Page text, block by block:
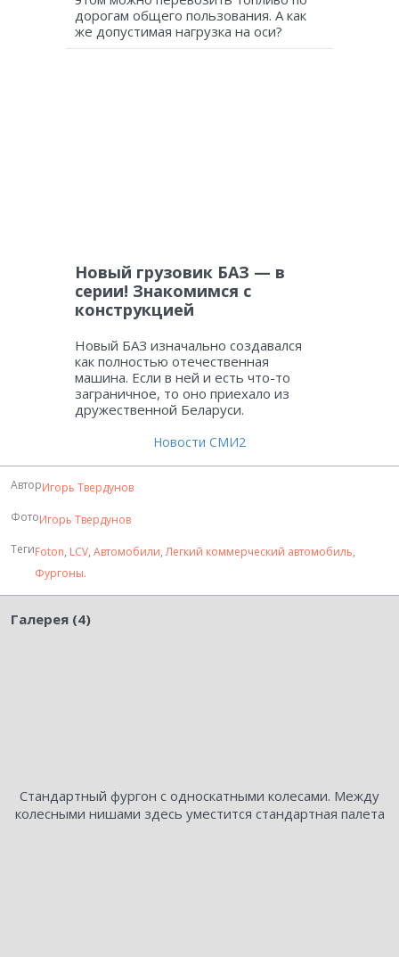
дорогам общего пользования. А как
же допустимая нагрузка на оси?
Новый грузовик БАЗ — в
серии! Знакомимся с
конструкцией
Новый БАЗ изначально создавался
как полностью отечественная
машина. Если в ней и есть что-то
заграничное, то оно приехало из
дружественной Беларуси.
Новости СМИ2
АвторИгорь Твердунов
ФотоИгорь Твердунов
ТегиFoton, LCV, Автомобили,Легкий коммерческий автомобиль,
Фургоны.
Галерея (4)
Стандартный фургон с односкатными колесами. Между
колесными нишами здесь уместится стандартная палета